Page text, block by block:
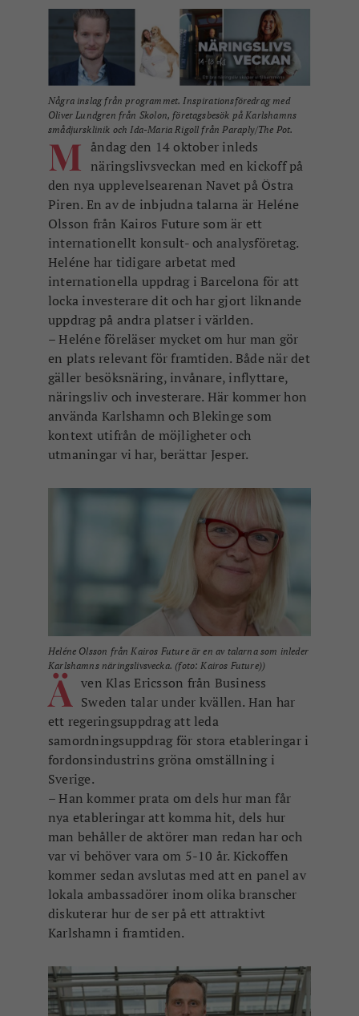
Några inslag från programmet. Inspirationsföredrag med
Oliver Lundgren från Skolon, företagsbesök på Karlshamns
smådjursklinik och Ida-Maria Rigoll från Paraply/The Pot.
M åndag den 14 oktober inleds
näringslivsveckan med en kickoff på
den nya upplevelsearenan Navet på Östra
Piren. En av de inbjudna talarna är Heléne
Olsson från Kairos Future som är ett
internationellt konsult- och analysföretag.
Heléne har tidigare arbetat med
internationella uppdrag i Barcelona för att
locka investerare dit och har gjort liknande
uppdrag på andra platser i världen.
– Heléne föreläser mycket om hur man gör
en plats relevant för framtiden. Både när det
gäller besöksnäring, invånare, inflyttare,
näringsliv och investerare. Här kommer hon
använda Karlshamn och Blekinge som
kontext utifrån de möjligheter och
utmaningar vi har, berättar Jesper.
Heléne Olsson från Kairos Future är en av talarna som inleder
Karlshamns näringslivsvecka. (foto: Kairos Future))
Ä ven Klas Ericsson från Business
Sweden talar under kvällen. Han har
ett regeringsuppdrag att leda
samordningsuppdrag för stora etableringar i
fordonsindustrins gröna omställning i
Sverige.
– Han kommer prata om dels hur man får
nya etableringar att komma hit, dels hur
man behåller de aktörer man redan har och
var vi behöver vara om 5-10 år. Kickoffen
kommer sedan avslutas med att en panel av
lokala ambassadörer inom olika branscher
diskuterar hur de ser på ett attraktivt
Karlshamn i framtiden.